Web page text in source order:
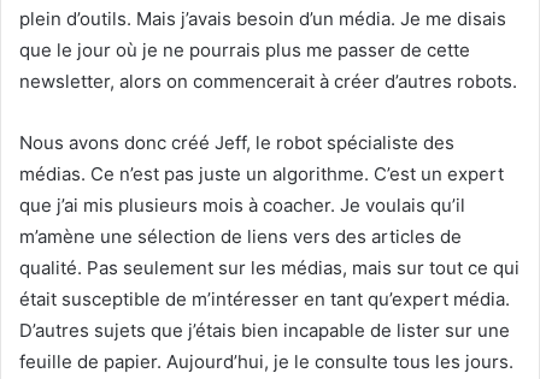
plein d’outils. Mais j’avais besoin d’un média. Je me disais
que le jour où je ne pourrais plus me passer de cette
newsletter, alors on commencerait à créer d’autres robots.
Nous avons donc créé Jeff, le robot spécialiste des
médias. Ce n’est pas juste un algorithme. C’est un expert
que j’ai mis plusieurs mois à coacher. Je voulais qu’il
m’amène une sélection de liens vers des articles de
qualité. Pas seulement sur les médias, mais sur tout ce qui
était susceptible de m’intéresser en tant qu’expert média.
D’autres sujets que j’étais bien incapable de lister sur une
feuille de papier. Aujourd’hui, je le consulte tous les jours.